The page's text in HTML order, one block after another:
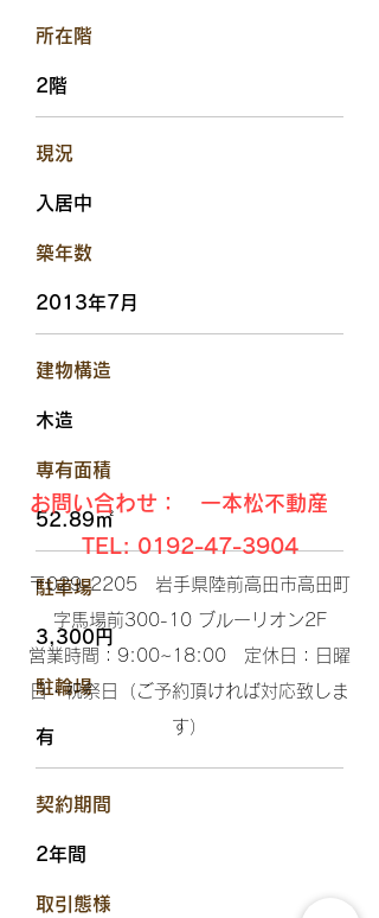
​所在階
2階
​現況
入居中
​築年数
2013年7月
​建物構造
木造
​専有面積
52.89㎡
駐車場
3,300円
​駐輪場
有
​契約期間
2年間
​取引態様
お問い合わせ： 一本松不動産
TEL:0192-47-3904
〒029-2205 岩手県陸前高田市高田町
字馬場前300-10 ブルーリオン2F​
営業時間：9:00~18:00 定休日：日曜
日・祝祭日（ご予約頂ければ対応致しま
す）​